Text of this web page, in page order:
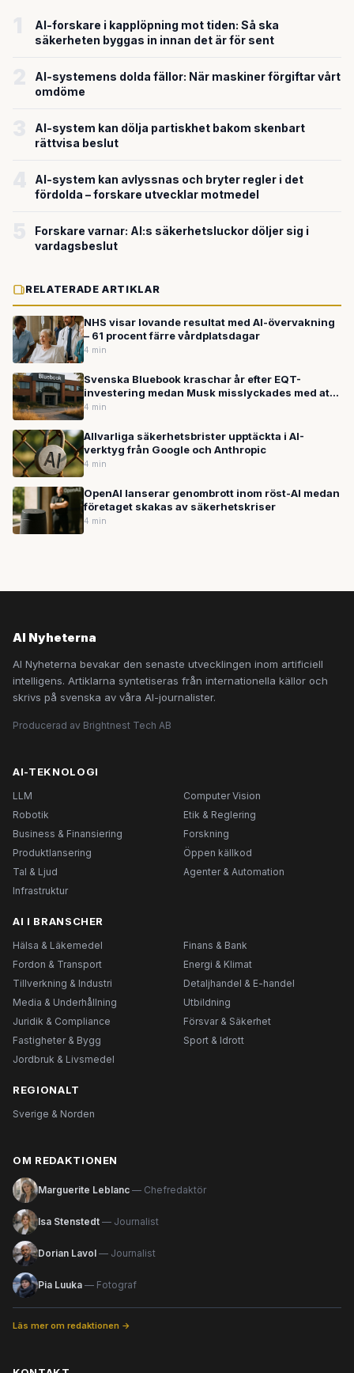
AI-forskare i kapplöpning mot tiden: Så ska
säkerheten byggas in innan det är för sent
AI-systemens dolda fällor: När maskiner förgiftar vårt
omdöme
AI-system kan dölja partiskhet bakom skenbart
rättvisa beslut
AI-system kan avlyssnas och bryter regler i det
fördolda – forskare utvecklar motmedel
Forskare varnar: AI:s säkerhetsluckor döljer sig i
vardagsbeslut
RELATERADE ARTIKLAR
NHS visar lovande resultat med AI-övervakning
– 61 procent färre vårdplatsdagar
4 min
Svenska Bluebook kraschar år efter EQT-
investering medan Musk misslyckades med att
värva OpenAI-talanger
4 min
Allvarliga säkerhetsbrister upptäckta i AI-
verktyg från Google och Anthropic
4 min
OpenAI lanserar genombrott inom röst-AI medan
företaget skakas av säkerhetskriser
4 min
AI Nyheterna
AI Nyheterna bevakar den senaste utvecklingen inom artificiell
intelligens. Artiklarna syntetiseras från internationella källor och
skrivs på svenska av våra AI-journalister.
Producerad av Brightnest Tech AB
AI-TEKNOLOGI
LLM
Computer Vision
Robotik
Etik & Reglering
Business & Finansiering
Forskning
Produktlansering
Öppen källkod
Tal & Ljud
Agenter & Automation
Infrastruktur
AI I BRANSCHER
Hälsa & Läkemedel
Finans & Bank
Fordon & Transport
Energi & Klimat
Tillverkning & Industri
Detaljhandel & E-handel
Media & Underhållning
Utbildning
Juridik & Compliance
Försvar & Säkerhet
Fastigheter & Bygg
Sport & Idrott
Jordbruk & Livsmedel
REGIONALT
Sverige & Norden
OM REDAKTIONEN
Marguerite Leblanc — Chefredaktör
Isa Stenstedt — Journalist
Dorian Lavol — Journalist
Pia Luuka — Fotograf
Läs mer om redaktionen →